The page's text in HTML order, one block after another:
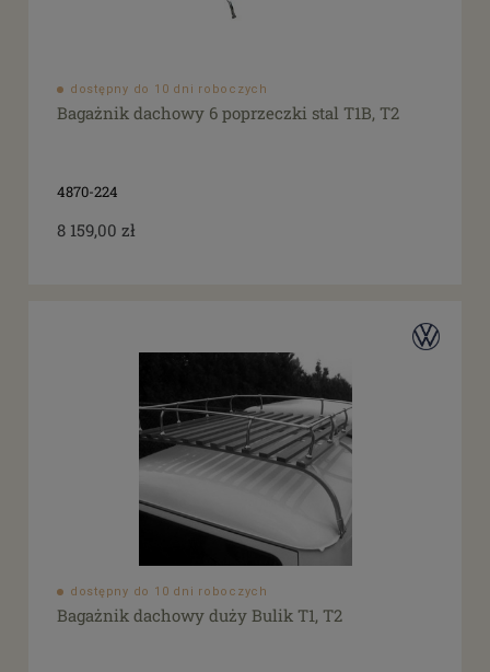
dostępny do 10 dni roboczych
Bagażnik dachowy 6 poprzeczki stal T1B, T2
4870-224
8 159,00 zł
dostępny do 10 dni roboczych
Bagażnik dachowy duży Bulik T1, T2